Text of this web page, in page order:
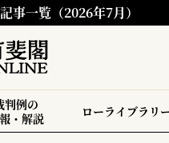
事一覧（2026年7月）
判例の
・解説
ローライブラリ